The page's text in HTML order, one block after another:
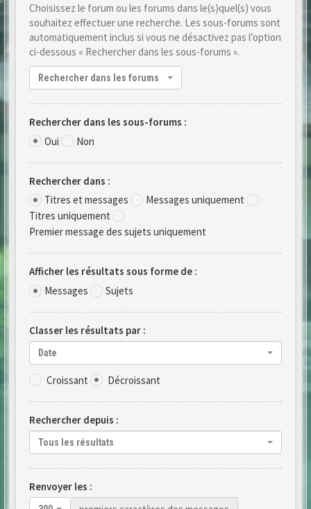
Choisissez le forum ou les forums dans le(s)quel(s) vous
souhaitez effectuer une recherche. Les sous-forums sont
automatiquement inclus si vous ne désactivez pas l’option
ci-dessous « Rechercher dans les sous-forums ».
Rechercher dans les forums
Rechercher dans les sous-forums :
Oui
Non
Rechercher dans :
Titres et messages
Messages uniquement
Titres uniquement
Premier message des sujets uniquement
Afficher les résultats sous forme de :
Messages
Sujets
Classer les résultats par :
Date
Croissant Décroissant
Rechercher depuis :
Tous les résultats
Renvoyer les :